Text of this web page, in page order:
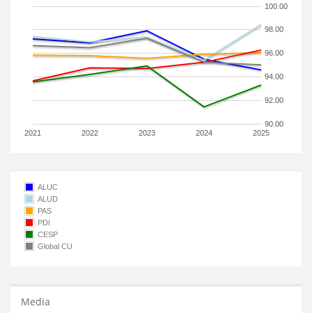
2021 2022 2023 2024 2025
90.00
92.00
94.00
96.00
98.00
100.00
ALUC
ALUD
PAS
PDI
CESP
Global CU
Media